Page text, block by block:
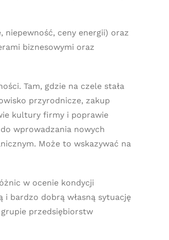
niepewność, ceny energii) oraz
biznesowymi oraz
Tam, gdzie na czele stała
przyrodnicze, zakup
kultury firmy i poprawie
wprowadzania nowych
Może to wskazywać na
w ocenie kondycji
bardzo dobrą własną sytuację
przedsiębiorstw